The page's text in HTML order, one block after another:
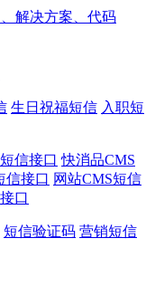
解决方案、代码
生日祝福短信 入职短
信接口 快消品CMS
信接口 网站CMS短信
口
短信验证码 营销短信